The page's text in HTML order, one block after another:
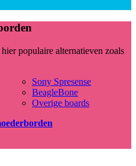
populaire alternatieven zoals
Sony Spresense
BeagleBone
Overige boards